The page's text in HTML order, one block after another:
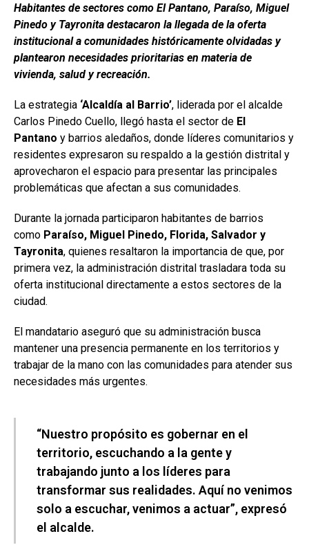
Habitantes de sectores como El Pantano, Paraíso, Miguel
Pinedo y Tayronita destacaron la llegada de la oferta
institucional a comunidades históricamente olvidadas y
plantearon necesidades prioritarias en materia de
vivienda, salud y recreación.
La estrategia ‘Alcaldía al Barrio’, liderada por el alcalde
Carlos Pinedo Cuello, llegó hasta el sector de El
Pantano y barrios aledaños, donde líderes comunitarios y
residentes expresaron su respaldo a la gestión distrital y
aprovecharon el espacio para presentar las principales
problemáticas que afectan a sus comunidades.
Durante la jornada participaron habitantes de barrios
como Paraíso, Miguel Pinedo, Florida, Salvador y
Tayronita, quienes resaltaron la importancia de que, por
primera vez, la administración distrital trasladara toda su
oferta institucional directamente a estos sectores de la
ciudad.
El mandatario aseguró que su administración busca
mantener una presencia permanente en los territorios y
trabajar de la mano con las comunidades para atender sus
necesidades más urgentes.
“Nuestro propósito es gobernar en el
territorio, escuchando a la gente y
trabajando junto a los líderes para
transformar sus realidades. Aquí no venimos
solo a escuchar, venimos a actuar”, expresó
el alcalde.